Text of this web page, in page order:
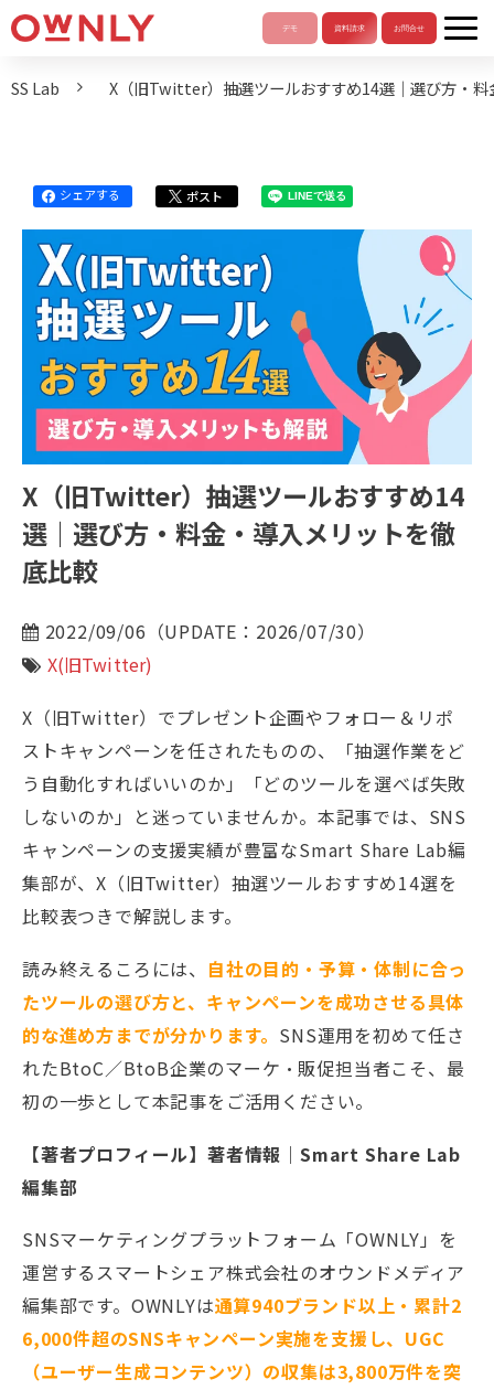
SS Lab X（旧Twitter）抽選ツールおすすめ14選｜選び方・料
シェアする ポスト LINEで送る
X（旧Twitter）抽選ツールおすすめ14
選｜選び方・料金・導入メリットを徹
底比較
2022/09/06（UPDATE：2026/07/30）
X(旧Twitter)
X（旧Twitter）でプレゼント企画やフォロー＆リポ
ストキャンペーンを任されたものの、「抽選作業をど
う自動化すればいいのか」「どのツールを選べば失敗
しないのか」と迷っていませんか。本記事では、SNS
キャンペーンの支援実績が豊富なSmart Share Lab編
集部が、X（旧Twitter）抽選ツールおすすめ14選を
比較表つきで解説します。
読み終えるころには、 自社の目的・予算・体制に合っ
たツールの選び方と、キャンペーンを成功させる具体
的な進め方までが分かります。 SNS運用を初めて任さ
れたBtoC／BtoB企業のマーケ・販促担当者こそ、最
初の一歩として本記事をご活用ください。
【著者プロフィール】著者情報｜Smart Share Lab
編集部
SNSマーケティングプラットフォーム「OWNLY」を
運営するスマートシェア株式会社のオウンドメディア
編集部です。OWNLYは通算940ブランド以上・累計2
6,000件超のSNSキャンペーン実施を支援し、UGC
（ユーザー生成コンテンツ）の収集は3,800万件を突